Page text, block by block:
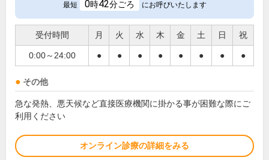
最短 0時42分ごろ にお呼びいたします
受付時間 月 火 水 木 金 土 日 祝
0:00～24:00 ● ● ● ● ● ● ● ●
その他
急な発熱、悪天候など直接医療機関に掛かる事が困難な際にご
利用ください
オンライン診療の詳細をみる